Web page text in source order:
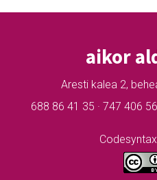
aikor
Aresti kalea 2,
688 86 41 35 · 747 406